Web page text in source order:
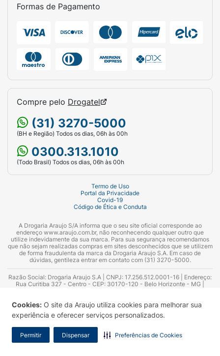
Cookies: O site da Araujo utiliza cookies para melhorar sua
experiência e oferecer serviços personalizados.
Permitir Dispensar Preferências de Cookies
Formas de Pagamento
Compre pelo Drogatel
(31) 3270-5000
(BH e Região) Todos os dias, 06h às 00h
0300.313.1010
(Todo Brasil) Todos os dias, 06h às 00h
Termo de Uso
Portal da Privacidade
Covid-19
Código de Ética e Conduta
A Drogaria Araujo S/A informa que o seu site oficial corresponde ao
endereço www.araujo.com.br, não reconhecendo qualquer outro que
utilize indevidamente da sua marca. Para sua segurança recomendamos
que não sejam realizadas compras em sites desconhecidos que se utilizem
de forma fraudulenta da marca da Drogaria Araujo S.A. Em caso de
dúvidas, gentileza entrar em contato com (31) 3270-5000.
Razão Social: Drogaria Araujo S.A | CNPJ: 17.256.512.0001-16 | Endereço:
Rua Curitiba 327 - Centro - CEP: 30170-120 - Belo Horizonte - MG |
Azevedo Guimarães – CRF 10.965 | Yasmin Silva Alvarenga – CRF 52.584 -
Consultor substituto: Thiago Aguiar Pinheiro - CRF Nº 13.748. Alvará
Sanitário: 2025020713 | Autorização de Funcionamento da Empresa (AFE):